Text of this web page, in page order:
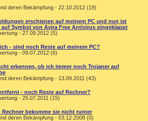
deren Bekämpfung - 22.10.2012 (19)
erschienen auf meinem PC und nun ist
auf Symbol von Avira Free Antivirus eingeklappt
- 27.09.2012 (5)
- sind noch Reste auf meinem PC?
- 09.07.2012 (6)
erkennen, ob ich immer noch Trojaner auf
deren Bekämpfung - 13.09.2011 (43)
- noch Reste auf Rechner?
- 25.07.2011 (15)
Rechner bekomme sie nicht runter
deren Bekämpfung - 03.12.2008 (0)